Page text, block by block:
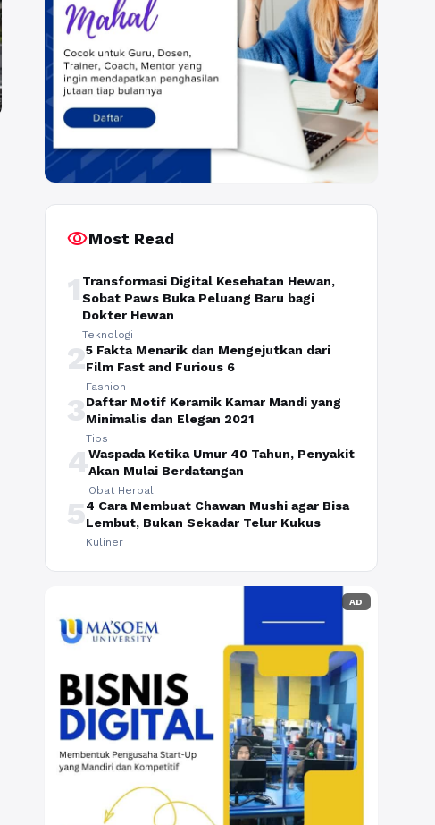
visibilityMost Read
1 Transformasi Digital Kesehatan Hewan,
Sobat Paws Buka Peluang Baru bagi
Dokter Hewan
Teknologi
25 Fakta Menarik dan Mengejutkan dari
Film Fast and Furious 6
Fashion
3Daftar Motif Keramik Kamar Mandi yang
Minimalis dan Elegan 2021
Tips
4Waspada Ketika Umur 40 Tahun, Penyakit
Akan Mulai Berdatangan
Obat Herbal
54 Cara Membuat Chawan Mushi agar Bisa
Lembut, Bukan Sekadar Telur Kukus
Kuliner
AD